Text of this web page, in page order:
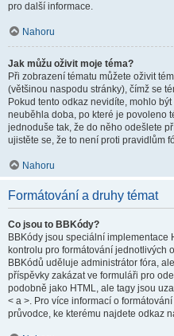
pro další informace.
Nahoru
Jak můžu oživit moje téma?
Při zobrazení tématu můžete oživit
(většinou naspodu stránky), čímž se
Pokud tento odkaz nevidíte, mohlo
neuběhla doba, po které je povoleno
jednoduše tak, že do něho odešlete
ujistěte se, že to není proti pravidlům
Nahoru
Formátování a druhy témat
Co jsou to BBKódy?
BBKódy jsou speciální implementace
kontrolu pro formátování jednotlivých
BBKódů uděluje administrátor fóra,
příspěvky zakázat ve formuláři pro
podobně jako HTML, ale tagy jsou
< a >. Pro více informací o
průvodce, ke kterému najdete odkaz